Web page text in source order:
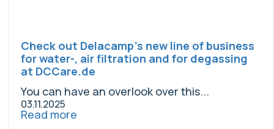
Check out Delacamp’s new line of business
for water-, air filtration and for degassing
at DCCare.de
You can have an overlook over this...
03.11.2025
Read more